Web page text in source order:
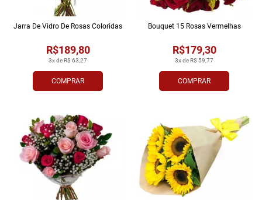
COMPRAR
3x de R$ 63,27
R$189,80
Jarra De Vidro De Rosas Coloridas
COMPRAR
3x de R$ 59,77
R$179,30
Bouquet 15 Rosas Vermelhas